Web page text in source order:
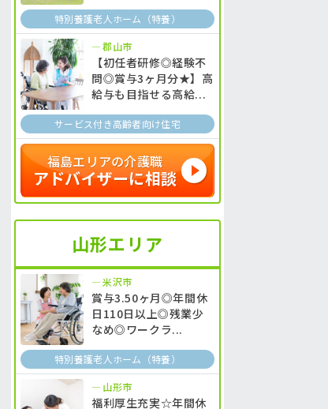
特別養護老人ホーム（特養）
郡山市
【初任者研修◎経験不
問◎賞与3ヶ月分★】高
給与も目指せる高給...
サービス付き高齢者向け住宅
福島エリアの介護職
アドバイザーに相談
山形エリア
米沢市
賞与3.50ヶ月◎年間休
日110日以上◎残業少
なめ◎ワークラ...
特別養護老人ホーム（特養）
山形市
福利厚生充実☆年間休